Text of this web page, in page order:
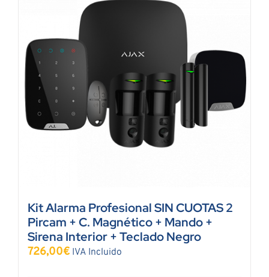
Kit Alarma Profesional SIN CUOTAS 2
Pircam + C. Magnético + Mando +
Sirena Interior + Teclado Negro
726,00€ IVA Incluido